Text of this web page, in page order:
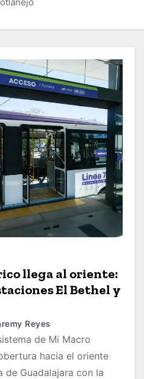
llega al oriente:
El Bethel y
Reyes
de Mi Macro
hacia el oriente
de Guadalajara con la